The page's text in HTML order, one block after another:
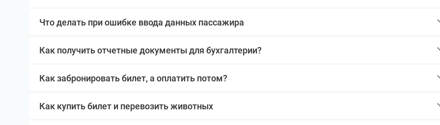
Что делать при ошибке ввода данных пассажира
Как получить отчетные документы для бухгалтерии?
Как забронировать билет, а оплатить потом?
Как купить билет и перевозить животных